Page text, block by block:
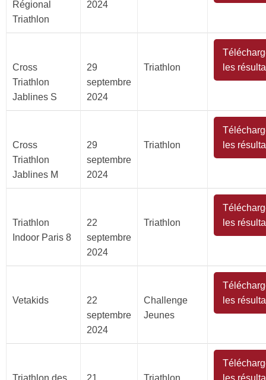
Régional
Triathlon
2024
Cross
Triathlon
Jablines S
29
septembre
2024
Triathlon
les
Cross
Triathlon
Jablines M
29
septembre
2024
Triathlon
les
Triathlon
Indoor Paris 8
22
septembre
2024
Triathlon
les
Vetakids
22
septembre
2024
Challenge
Jeunes
les
Triathlon des 21 Triathlon
les